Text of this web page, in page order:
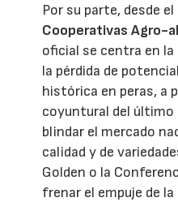
Por su parte, desde el
Cooperativas Agro-
oficial se centra en la
la pérdida de
histórica en peras, a
coyuntural del último
blindar el mercado
calidad y de
Golden o la
frenar el empuje de